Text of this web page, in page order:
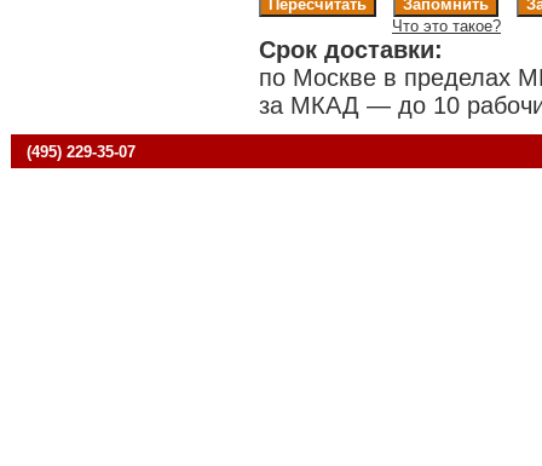
Что это такое?
Срок доставки:
по Москве в пределах
за МКАД — до 10
(495) 229-35-07